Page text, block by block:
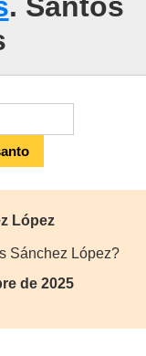
López
Sánchez López?
de 2025